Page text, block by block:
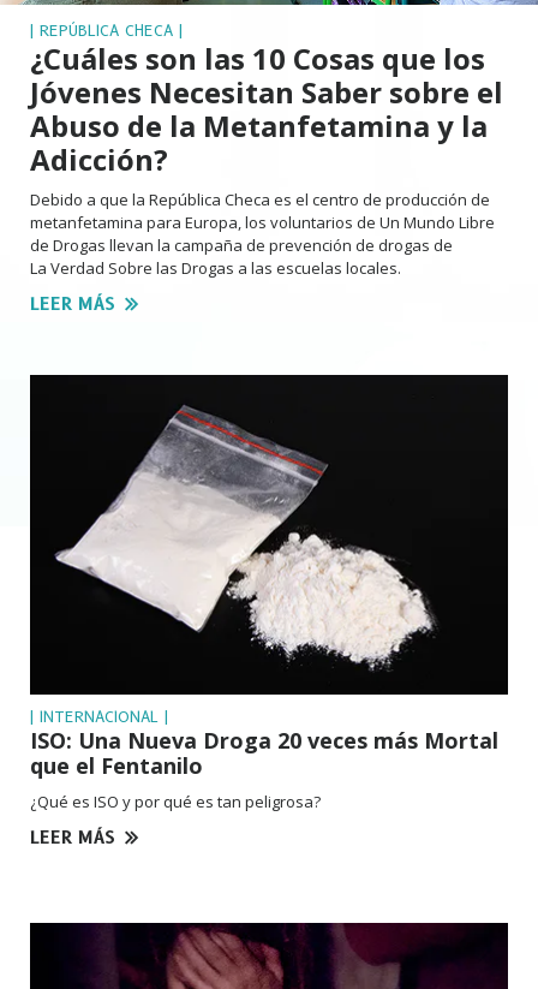
| REPÚBLICA CHECA |
¿Cuáles son las 10 Cosas que los
Jóvenes Necesitan Saber sobre el
Abuso de la Metanfetamina y la
Adicción?
Debido a que la República Checa es el centro de producción de
metanfetamina para Europa, los voluntarios de Un Mundo Libre
de Drogas llevan la campaña de prevención de drogas de
La Verdad Sobre las Drogas a las escuelas locales.
LEER MÁS
| INTERNACIONAL |
ISO: Una Nueva Droga 20 veces más Mortal
que el Fentanilo
¿Qué es ISO y por qué es tan peligrosa?
LEER MÁS